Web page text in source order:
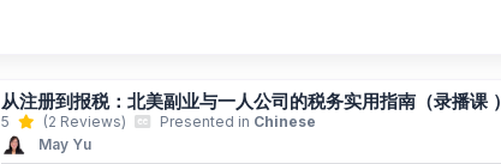
从注册到报税：北美副业与一人公司的税务实用指南（录播课 ）
5 (2 Reviews) Presented in Chinese
May Yu